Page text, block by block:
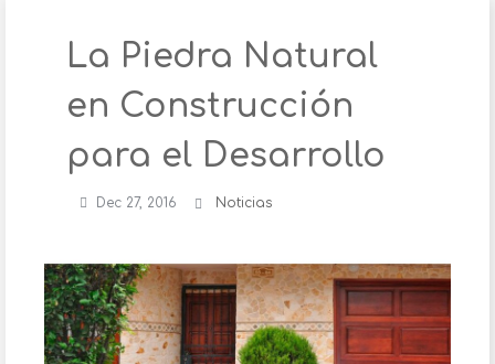
La Piedra Natural
en Construcción
para el Desarrollo
Dec 27, 2016 Noticias